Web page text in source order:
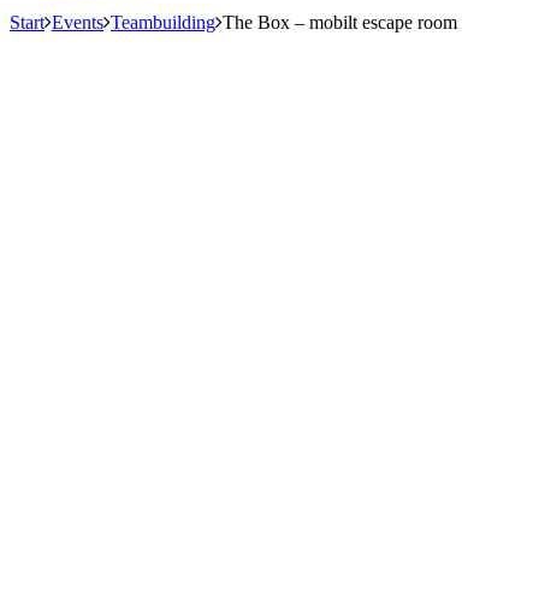
Start Events Teambuilding The Box – mobilt escape room